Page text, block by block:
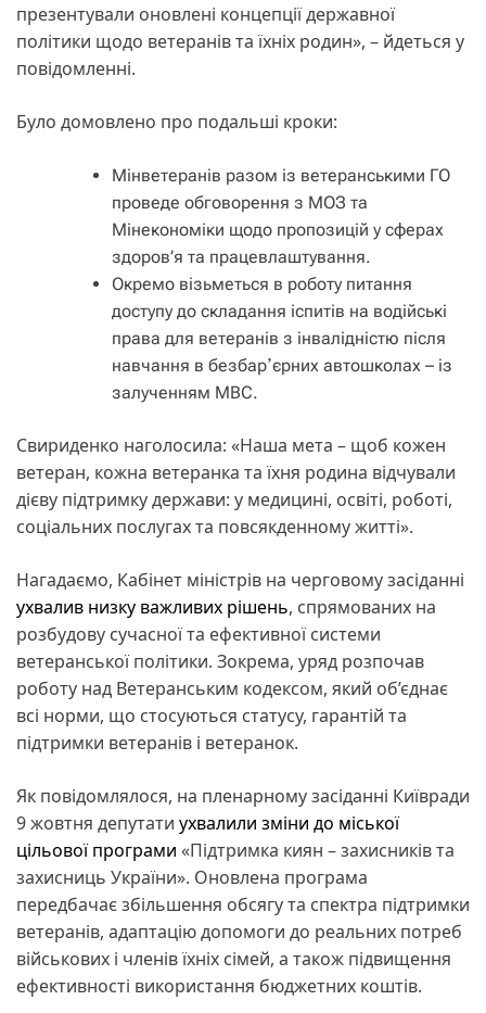
презентували оновлені концепції державної
політики щодо ветеранів та їхніх родин», – йдеться у
повідомленні.
Було домовлено про подальші кроки:
Мінветеранів разом із ветеранськими ГО
проведе обговорення з МОЗ та
Мінекономіки щодо пропозицій у сферах
здоров’я та працевлаштування.
Окремо візьметься в роботу питання
доступу до складання іспитів на водійські
права для ветеранів з інвалідністю після
навчання в безбарʼєрних автошколах – із
залученням МВС.
Свириденко наголосила: «Наша мета – щоб кожен
ветеран, кожна ветеранка та їхня родина відчували
дієву підтримку держави: у медицині, освіті, роботі,
соціальних послугах та повсякденному житті».
Нагадаємо, Кабінет міністрів на черговому засіданні
ухвалив низку важливих рішень, спрямованих на
розбудову сучасної та ефективної системи
ветеранської політики. Зокрема, уряд розпочав
роботу над Ветеранським кодексом, який об’єднає
всі норми, що стосуються статусу, гарантій та
підтримки ветеранів і ветеранок.
Як повідомлялося, на пленарному засіданні Київради
9 жовтня депутати ухвалили зміни до міської
цільової програми «Підтримка киян – захисників та
захисниць України». Оновлена програма
передбачає збільшення обсягу та спектра підтримки
ветеранів, адаптацію допомоги до реальних потреб
військових і членів їхніх сімей, а також підвищення
ефективності використання бюджетних коштів.